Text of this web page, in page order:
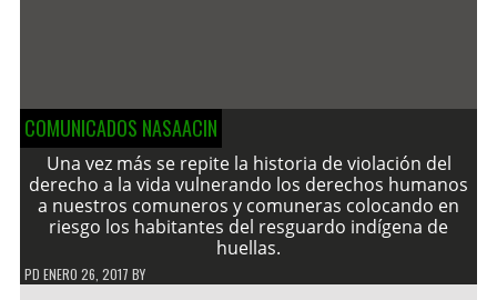
COMUNICADOS NASAACIN
Una vez más se repite la historia de violación del
derecho a la vida vulnerando los derechos humanos
a nuestros comuneros y comuneras colocando en
riesgo los habitantes del resguardo indígena de
huellas.
PD ENERO 26, 2017 BY